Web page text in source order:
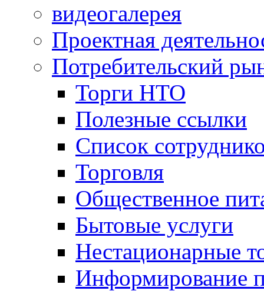
видеогалерея
Проектная
Потребительский
Торги НТО
Полезные ссылки
Список
Торговля
Общественное
Бытовые услуги
Нестационарные
Информирование